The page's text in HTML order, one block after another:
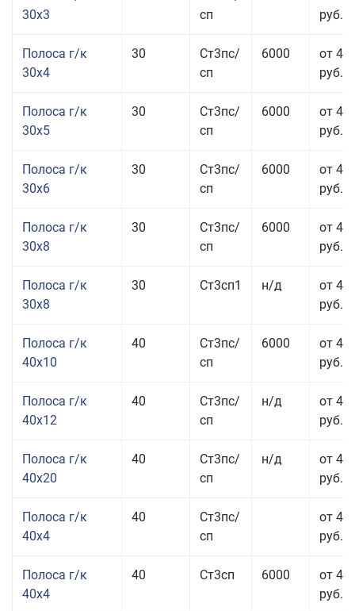
30x3
сп
руб.
Полоса г/к
30x4
30
Ст3пс/
сп
6000
от 44
руб.
Полоса г/к
30x5
30
Ст3пс/
сп
6000
от 43
руб.
Полоса г/к
30x6
30
Ст3пс/
сп
6000
от 46
руб.
Полоса г/к
30x8
30
Ст3пс/
сп
6000
от 43
руб.
Полоса г/к
30x8
30 Ст3сп1 н/д
от 43
руб.
Полоса г/к
40x10
40
Ст3пс/
сп
6000
от 44
руб.
Полоса г/к
40x12
40
Ст3пс/
сп
н/д
от 48
руб.
Полоса г/к
40x20
40
Ст3пс/
сп
н/д
от 44
руб.
Полоса г/к
40x4
40
Ст3пс/
сп
от 42
руб.
Полоса г/к
40x4
40 Ст3сп 6000
от 42
руб.